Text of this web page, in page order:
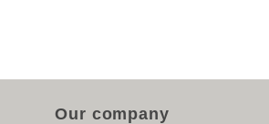
Our company